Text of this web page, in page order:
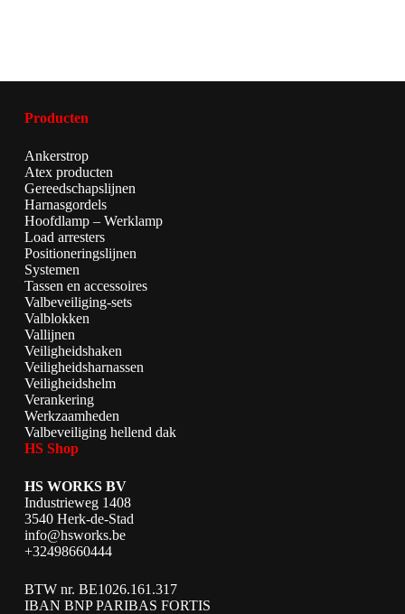
Producten
Ankerstrop
Atex producten
Gereedschapslijnen
Harnasgordels
Hoofdlamp – Werklamp
Load arresters
Positioneringslijnen
Systemen
Tassen en accessoires
Valbeveiliging-sets
Valblokken
Vallijnen
Veiligheidshaken
Veiligheidsharnassen
Veiligheidshelm
Verankering
Werkzaamheden
Valbeveiliging hellend dak
HS Shop
HS WORKS BV
Industrieweg 1408
3540 Herk-de-Stad
info@hsworks.be
+32498660444
BTW nr. BE1026.161.317
IBAN BNP PARIBAS FORTIS